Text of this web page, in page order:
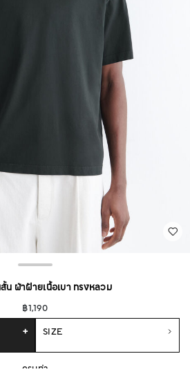
น ผ้าฝ้ายเนื้อเบา ทรงหลวม
฿1,190
SIZE
+
กรมท่า